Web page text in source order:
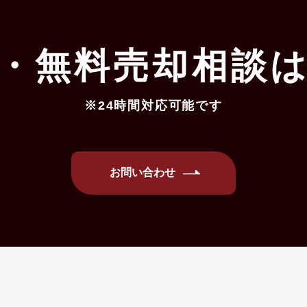
無料売却相談
※24時間対応可能です
お問い合わせ